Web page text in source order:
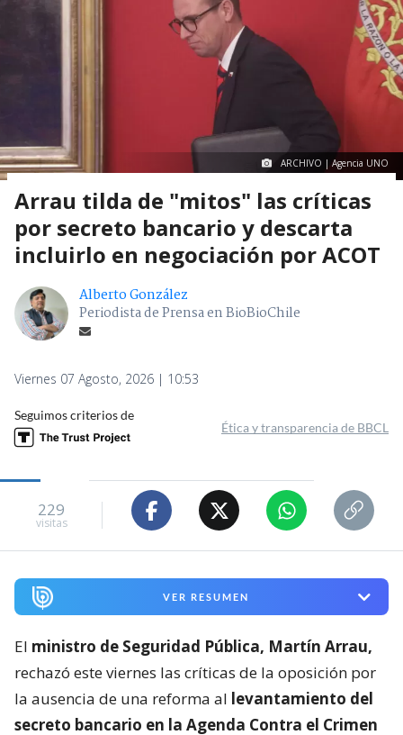
ARCHIVO | Agencia UNO
Arrau tilda de "mitos" las críticas
por secreto bancario y descarta
incluirlo en negociación por ACOT
Alberto González
Periodista de Prensa en BioBioChile
Viernes 07 Agosto, 2026 | 10:53
Seguimos criterios de
Ética y transparencia de BBCL
229
visitas
VER RESUMEN
El ministro de Seguridad Pública, Martín Arrau,
rechazó este viernes las críticas de la oposición por
la ausencia de una reforma al levantamiento del
secreto bancario en la Agenda Contra el Crimen